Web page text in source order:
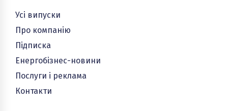
Усі випуски
Про компанію
Підписка
Енергобізнес-новини
Послуги і реклама
Контакти